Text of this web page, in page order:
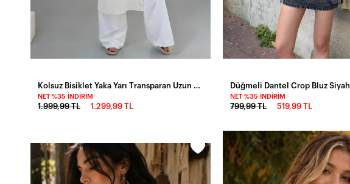
NET %35 İNDIRIM
1.999,99 TL 1.299,99 TL
Düğmeli Dantel Crop Bluz Siyah
NET %35 İNDIRIM
799,99 TL 519,99 TL